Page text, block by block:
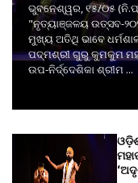
ଭୁବନେଶ୍ୱର, ୧୫/୦୫
"ନୃତ୍ୟାଞ୍ଜଳୟ ଉତ୍ସବ-
ମୁଖ୍ୟ ଅତିଥି ଭାବେ
ପଦ୍ମଶ୍ରୀ ଗୁରୁ କୁମକୁମ
ଉପ-ନିର୍ଦ୍ଦେଶିକା ଶ୍ରୀମ ...